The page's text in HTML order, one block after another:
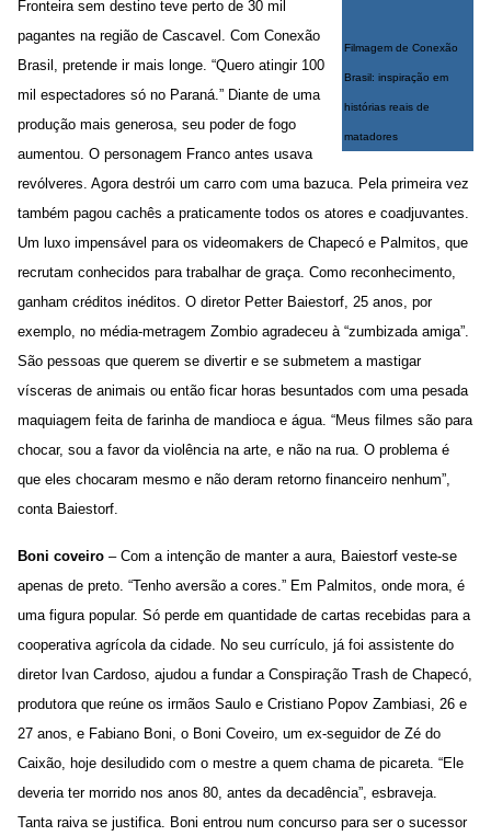
Filmagem de Conexão
Brasil: inspiração em
histórias reais de
matadores
Fronteira sem destino teve perto de 30 mil
pagantes na região de Cascavel. Com Conexão
Brasil, pretende ir mais longe. “Quero atingir 100
mil espectadores só no Paraná.” Diante de uma
produção mais generosa, seu poder de fogo
aumentou. O personagem Franco antes usava
revólveres. Agora destrói um carro com uma bazuca. Pela primeira vez
também pagou cachês a praticamente todos os atores e coadjuvantes.
Um luxo impensável para os videomakers de Chapecó e Palmitos, que
recrutam conhecidos para trabalhar de graça. Como reconhecimento,
ganham créditos inéditos. O diretor Petter Baiestorf, 25 anos, por
exemplo, no média-metragem Zombio agradeceu à “zumbizada amiga”.
São pessoas que querem se divertir e se submetem a mastigar
vísceras de animais ou então ficar horas besuntados com uma pesada
maquiagem feita de farinha de mandioca e água. “Meus filmes são para
chocar, sou a favor da violência na arte, e não na rua. O problema é
que eles chocaram mesmo e não deram retorno financeiro nenhum”,
conta Baiestorf.
Boni coveiro – Com a intenção de manter a aura, Baiestorf veste-se
apenas de preto. “Tenho aversão a cores.” Em Palmitos, onde mora, é
uma figura popular. Só perde em quantidade de cartas recebidas para a
cooperativa agrícola da cidade. No seu currículo, já foi assistente do
diretor Ivan Cardoso, ajudou a fundar a Conspiração Trash de Chapecó,
produtora que reúne os irmãos Saulo e Cristiano Popov Zambiasi, 26 e
27 anos, e Fabiano Boni, o Boni Coveiro, um ex-seguidor de Zé do
Caixão, hoje desiludido com o mestre a quem chama de picareta. “Ele
deveria ter morrido nos anos 80, antes da decadência”, esbraveja.
Tanta raiva se justifica. Boni entrou num concurso para ser o sucessor